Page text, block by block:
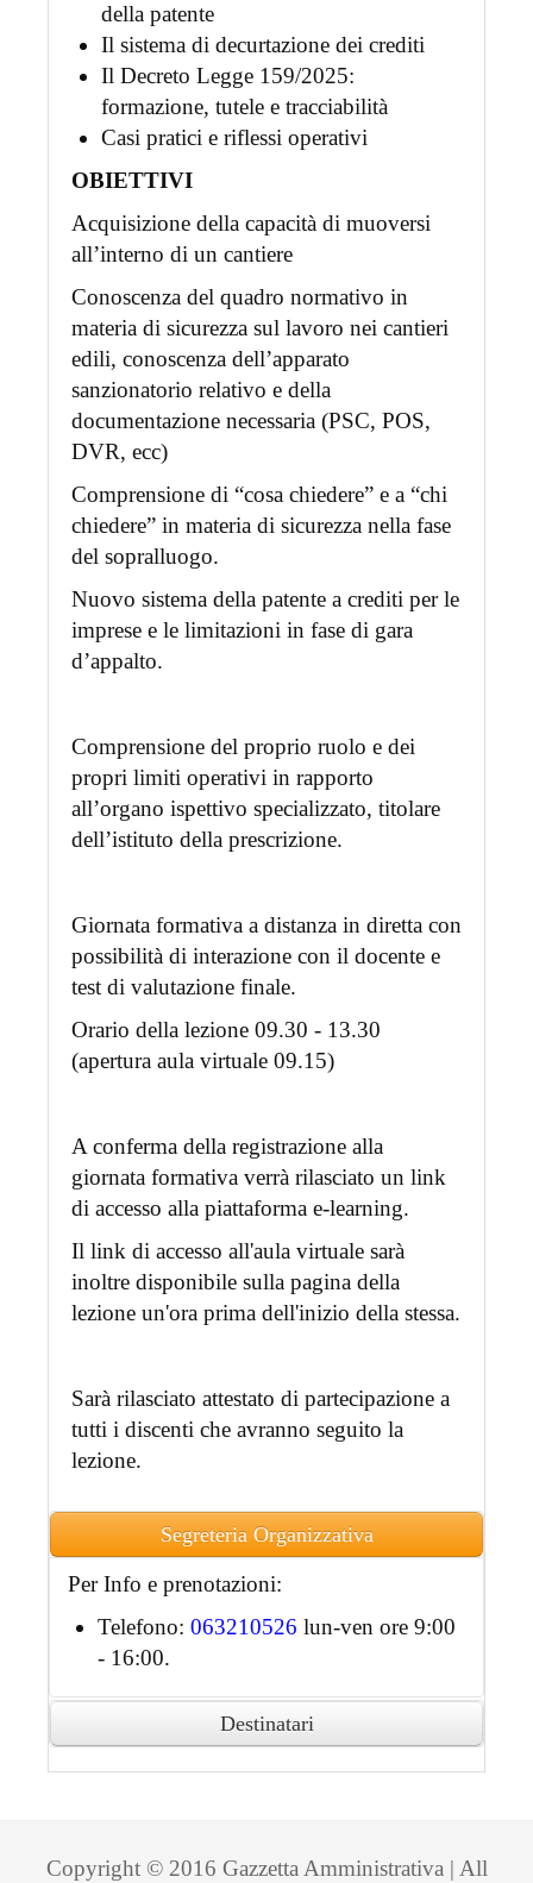
della patente
Il sistema di decurtazione dei crediti
Il Decreto Legge 159/2025:
formazione, tutele e tracciabilità
Casi pratici e riflessi operativi
OBIETTIVI
Acquisizione della capacità di muoversi
all’interno di un cantiere
Conoscenza del quadro normativo in
materia di sicurezza sul lavoro nei cantieri
edili, conoscenza dell’apparato
sanzionatorio relativo e della
documentazione necessaria (PSC, POS,
DVR, ecc)
Comprensione di “cosa chiedere” e a “chi
chiedere” in materia di sicurezza nella fase
del sopralluogo.
Nuovo sistema della patente a crediti per le
imprese e le limitazioni in fase di gara
d’appalto.
Comprensione del proprio ruolo e dei
propri limiti operativi in rapporto
all’organo ispettivo specializzato, titolare
dell’istituto della prescrizione.
Giornata formativa a distanza in diretta con
possibilità di interazione con il docente e
test di valutazione finale.
Orario della lezione 09.30 - 13.30
(apertura aula virtuale 09.15)
A conferma della registrazione alla
giornata formativa verrà rilasciato un link
di accesso alla piattaforma e-learning.
Il link di accesso all'aula virtuale sarà
inoltre disponibile sulla pagina della
lezione un'ora prima dell'inizio della stessa.
Sarà rilasciato attestato di partecipazione a
tutti i discenti che avranno seguito la
lezione.
Segreteria Organizzativa
Per Info e prenotazioni:
Telefono: 063210526 lun-ven ore 9:00
- 16:00.
Destinatari
Ai partecipanti accreditati sarà rilasciato
Copyright © 2016 Gazzetta Amministrativa | All